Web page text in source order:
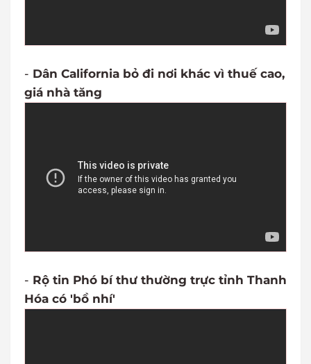
- Dân California bỏ đi nơi khác vì thuế cao,
giá nhà tăng
- Rộ tin Phó bí thư thường trực tỉnh Thanh
Hóa có 'bồ nhí'